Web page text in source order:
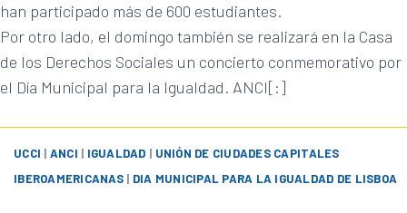
han participado más de 600 estudiantes.
Por otro lado, el domingo también se realizará en la Casa
de los Derechos Sociales un concierto conmemorativo por
el Día Municipal para la Igualdad. ANCI[:]
UCCI | ANCI | IGUALDAD | UNIÓN DE CIUDADES CAPITALES
IBEROAMERICANAS| DIA MUNICIPAL PARA LA IGUALDAD DE LISBOA